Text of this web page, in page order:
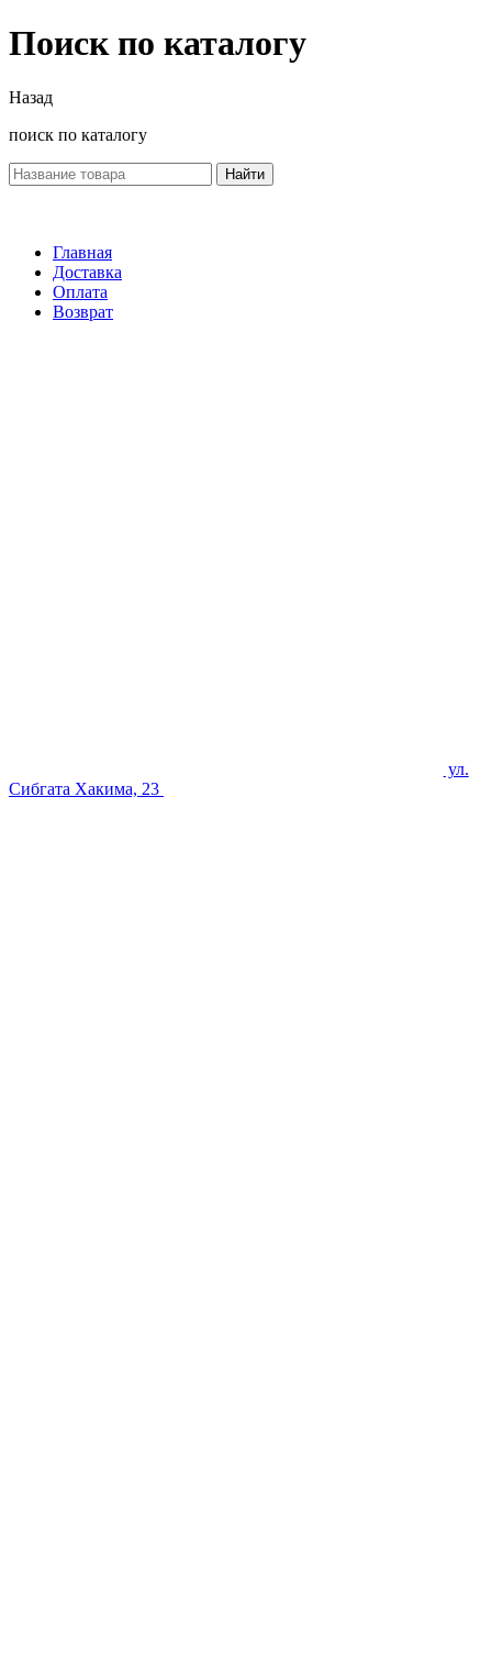
Поиск по каталогу
Назад
поиск по каталогу
Найти
Главная
Доставка
Оплата
Возврат
ул.
Сибгата Хакима, 23